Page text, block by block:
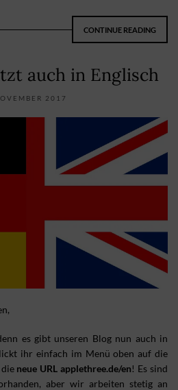
CONTINUE READING
auch in Englisch
2017
es gibt unseren Blog nun auch in
ihr einfach im Menü oben auf die
neue URL applethree.de/en! Es sind
aber wir arbeiten stetig an